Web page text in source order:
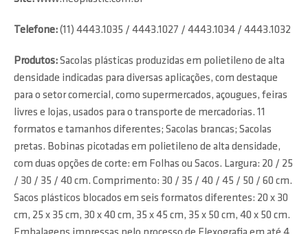
Telefone:(11) 4443.1035 / 4443.1027 / 4443.1034 / 4443.1032
Produtos:Sacolas plásticas produzidas em polietileno de alta
densidade indicadas para diversas aplicações, com destaque
para o setor comercial, como supermercados, açougues, feiras
livres e lojas, usados para o transporte de mercadorias. 11
formatos e tamanhos diferentes; Sacolas brancas; Sacolas
pretas. Bobinas picotadas em polietileno de alta densidade,
com duas opções de corte: em Folhas ou Sacos. Largura: 20 / 25
/ 30 / 35 / 40 cm. Comprimento: 30 / 35 / 40 / 45 / 50 / 60 cm.
Sacos plásticos blocados em seis formatos diferentes: 20 x 30
cm, 25 x 35 cm, 30 x 40 cm, 35 x 45 cm, 35 x 50 cm, 40 x 50 cm.